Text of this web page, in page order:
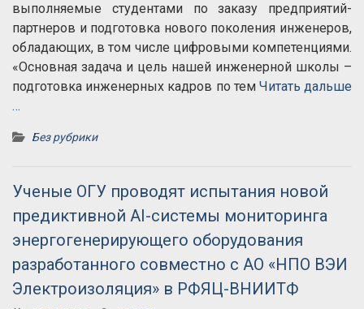
выполняемые студентами по заказу предприятий-
партнеров и подготовка нового поколения инженеров,
обладающих, в том числе цифровыми компетенциями.
«Основная задача и цель нашей инженерной школы –
подготовка инженерных кадров по тем Читать дальше
…
Без рубрики
Ученые ОГУ проводят испытания новой
предиктивной AI-системы мониторинга
энергогенерирующего оборудования
разработанного совместно с АО «НПО ВЭИ
Электроизоляция» в РФЯЦ-ВНИИТФ